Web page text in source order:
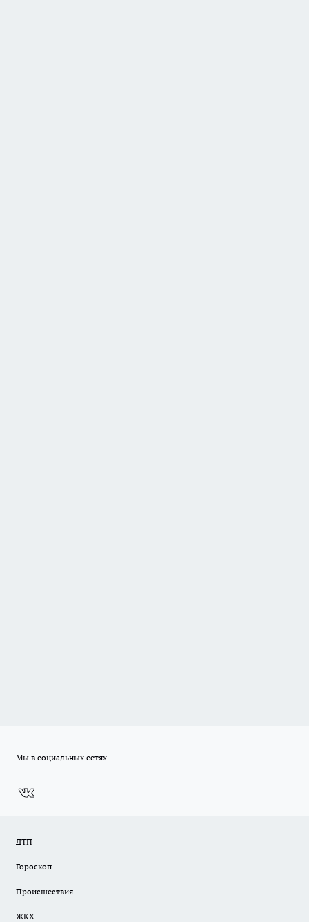
Мы в социальных сетях
ДТП
Гороскоп
Происшествия
ЖКХ